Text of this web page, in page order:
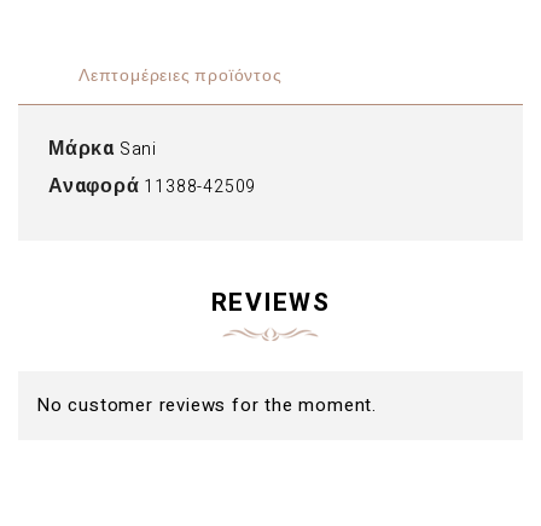
Λεπτομέρειες προϊόντος
Μάρκα Sani
Αναφορά 11388-42509
REVIEWS
No customer reviews for the moment.